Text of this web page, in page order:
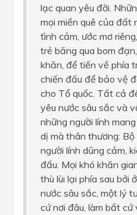
lạc quan yêu đời.
mọi miền quê của đất
tình cảm, ước mơ
trẻ băng qua bom
khăn, để tiến về phía
chiến đấu để bảo vệ
cho Tổ quốc. Tất cả
yêu nước sâu sắc và
những người lính
dị mà thân thương:
người lính dũng cảm,
đấu. Mọi khó khăn
thù lùi lại phía sau bởi
nước sâu sắc, một lý
cứ nơi đâu, làm bất cứ